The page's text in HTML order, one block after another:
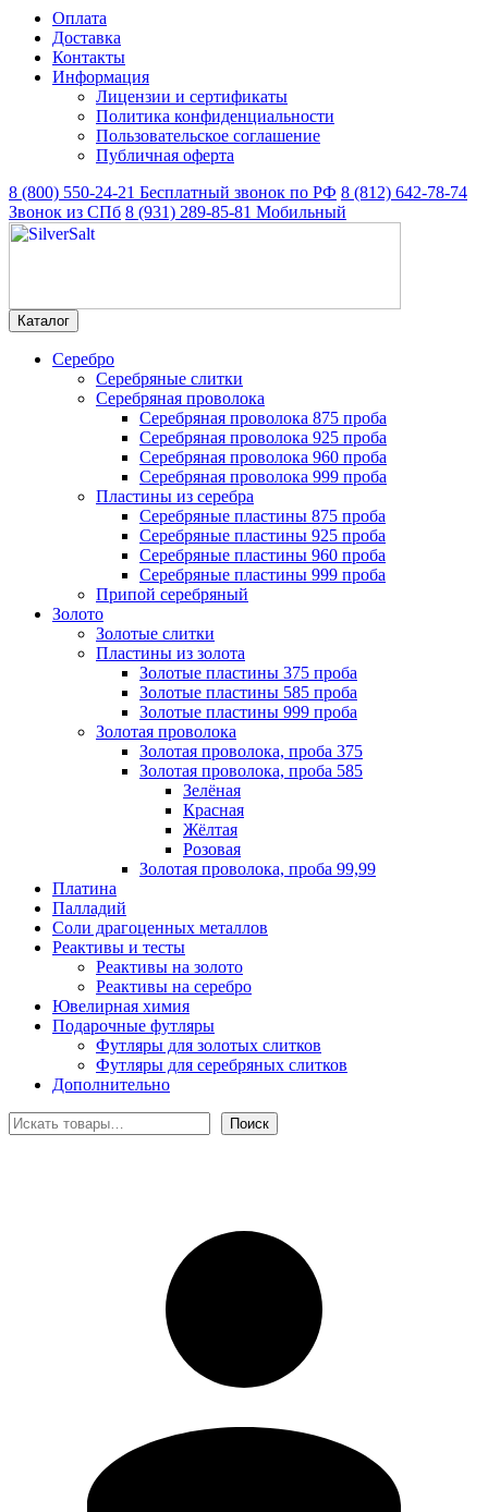
Оплата
Доставка
Контакты
Информация
Лицензии и сертификаты
Политика конфиденциальности
Пользовательское соглашение
Публичная оферта
8 (800) 550-24-21 Бесплатный звонок по РФ 8 (812) 642-78-74
Звонок из СПб 8 (931) 289-85-81 Мобильный
Каталог
Серебро
Серебряные слитки
Серебряная проволока
Серебряная проволока 875 проба
Серебряная проволока 925 проба
Серебряная проволока 960 проба
Серебряная проволока 999 проба
Пластины из серебра
Серебряные пластины 875 проба
Серебряные пластины 925 проба
Серебряные пластины 960 проба
Серебряные пластины 999 проба
Припой серебряный
Золото
Золотые слитки
Пластины из золота
Золотые пластины 375 проба
Золотые пластины 585 проба
Золотые пластины 999 проба
Золотая проволока
Золотая проволока, проба 375
Золотая проволока, проба 585
Зелёная
Красная
Жёлтая
Розовая
Золотая проволока, проба 99,99
Платина
Палладий
Соли драгоценных металлов
Реактивы и тесты
Реактивы на золото
Реактивы на серебро
Ювелирная химия
Подарочные футляры
Футляры для золотых слитков
Футляры для серебряных слитков
Дополнительно
Поиск
Поиск